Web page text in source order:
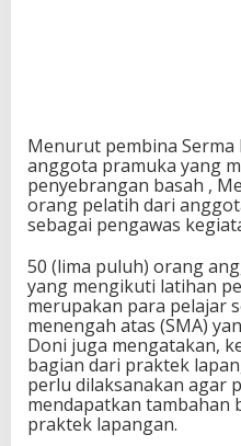
Menurut pembina Serma
anggota pramuka yang
penyebrangan basah ,
orang pelatih dari
sebagai pengawas
50 (lima puluh) orang
yang mengikuti latihan
merupakan para pelajar
menengah atas (SMA)
Doni juga mengatakan,
bagian dari praktek
perlu dilaksanakan agar
mendapatkan tambahan
praktek lapangan.